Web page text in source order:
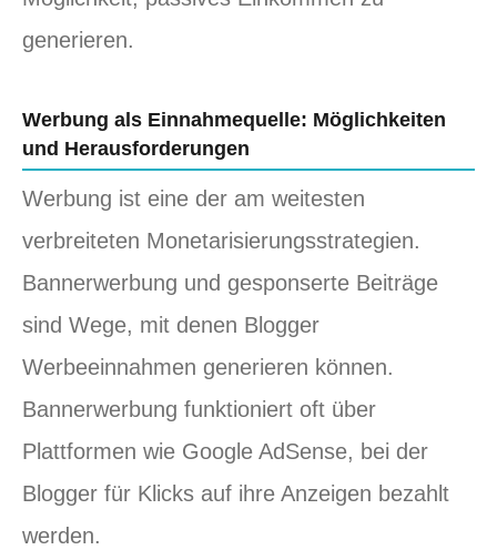
generieren.
Werbung als Einnahmequelle: Möglichkeiten
und Herausforderungen
Werbung ist eine der am weitesten
verbreiteten Monetarisierungsstrategien.
Bannerwerbung und gesponserte Beiträge
sind Wege, mit denen Blogger
Werbeeinnahmen generieren können.
Bannerwerbung funktioniert oft über
Plattformen wie Google AdSense, bei der
Blogger für Klicks auf ihre Anzeigen bezahlt
werden.